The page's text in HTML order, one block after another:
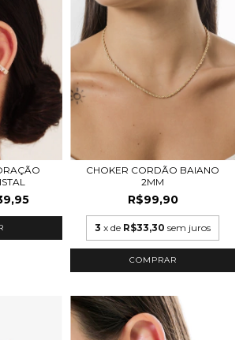
CHOKER CORDÃO BAIANO
2MM
R$99,90
3 x de R$33,30 sem juros
COMPRAR